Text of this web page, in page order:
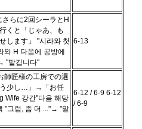
らに2回シーラとH
くと「じゃあ、も
します」
"시라와 첫
와 H 다음에 공방에
"맡깁니다"
6-13
師匠様の工房での選
う少し…」→「お任
Wife 강간"다음 해당
"그럼, 좀 더 ..."→ "맡
6-12 / 6-9 6-12
/ 6-9